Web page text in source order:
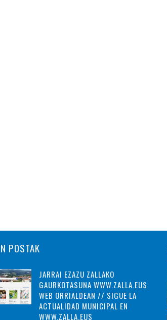
POSTAK
JARRAI EZAZU ZALLAKO
GAURKOTASUNA WWW.ZALLA.EUS
WEB ORRIALDEAN // SIGUE LA
ACTUALIDAD MUNICIPAL EN
WWW.ZALLA.EUS